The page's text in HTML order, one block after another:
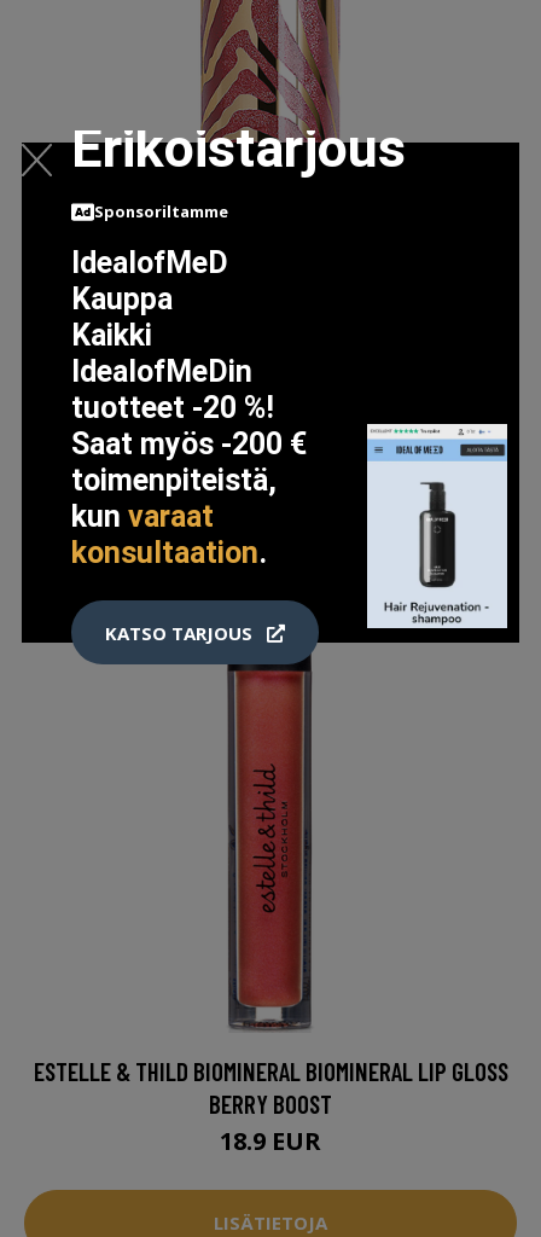
SISLEY LE PHYTO GLOSS 2 AURORA 2 AURORA
47.5 EUR
LISÄTIETOJA
ESTELLE & THILD BIOMINERAL BIOMINERAL LIP GLOSS
BERRY BOOST
18.9 EUR
LISÄTIETOJA
Erikoistarjous
Sponsoriltamme
IdealofMeD
Kauppa
Kaikki
IdealofMeDin
tuotteet -20 %!
Saat myös -200 €
toimenpiteistä,
kunvaraat
konsultaation.
KATSO TARJOUS